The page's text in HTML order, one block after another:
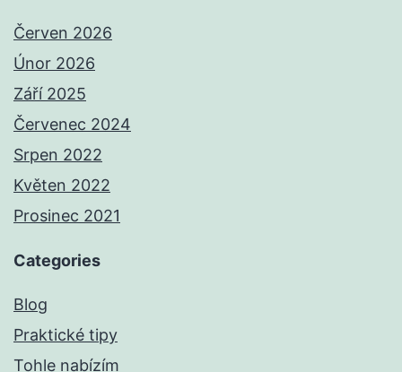
Červen 2026
Únor 2026
Září 2025
Červenec 2024
Srpen 2022
Květen 2022
Prosinec 2021
Categories
Blog
Praktické tipy
Tohle nabízím